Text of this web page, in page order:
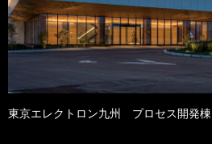
東京エレクトロン九州 プロセス開発棟